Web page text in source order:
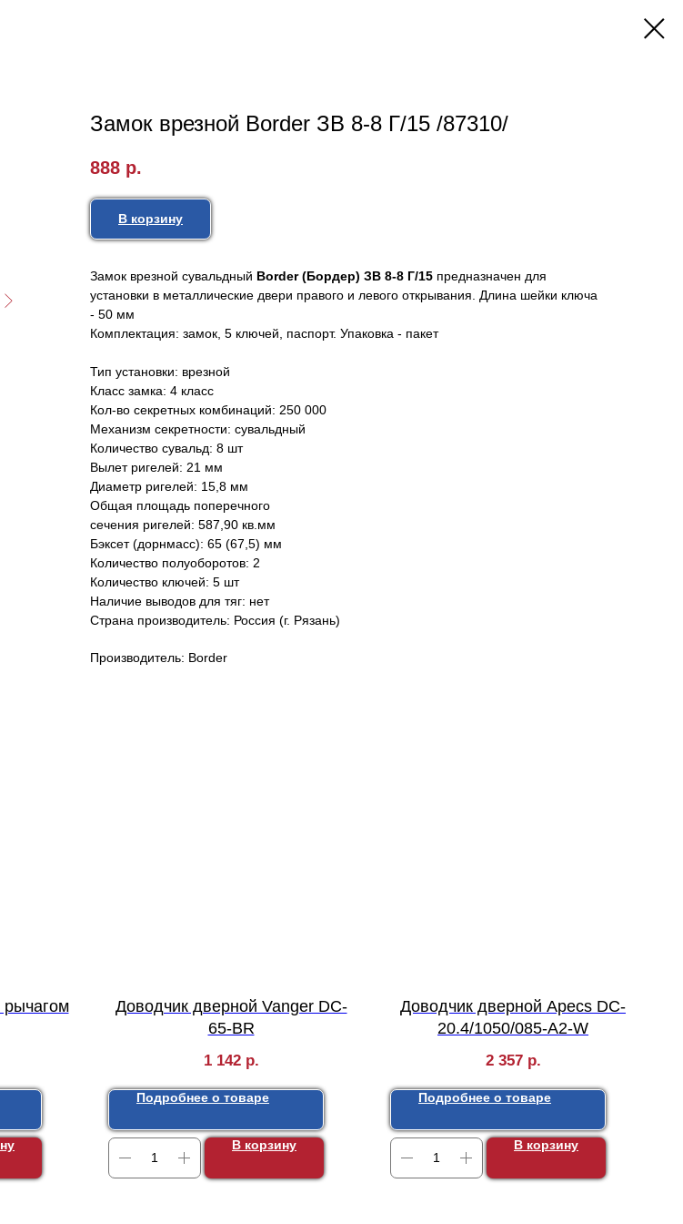
Замок врезной Border ЗВ 8-8 Г/15 /87310/
888 р.
В корзину
Замок врезной сувальдный Border (Бордер) ЗВ 8-8 Г/15 предназначен для
установки в металлические двери правого и левого открывания. Длина шейки ключа
- 50 мм
Комплектация: замок, 5 ключей, паспорт. Упаковка - пакет
Тип установки: врезной
Класс замка: 4 класс
Кол-во секретных комбинаций: 250 000
Механизм секретности: сувальдный
Количество сувальд: 8 шт
Вылет ригелей: 21 мм
Диаметр ригелей: 15,8 мм
Общая площадь поперечного
сечения ригелей: 587,90 кв.мм
Бэксет (дорнмасс): 65 (67,5) мм
Количество полуоборотов: 2
Количество ключей: 5 шт
Наличие выводов для тяг: нет
Страна производитель: Россия (г. Рязань)
Производитель: Border
рычагом
Доводчик дверной Vanger DC-
65-BR
1 142 р.
Подробнее о товаре
В корзину
Доводчик дверной Apecs DC-
20.4/1050/085-А2-W
2 357 р.
Подробнее о товаре
В корзину